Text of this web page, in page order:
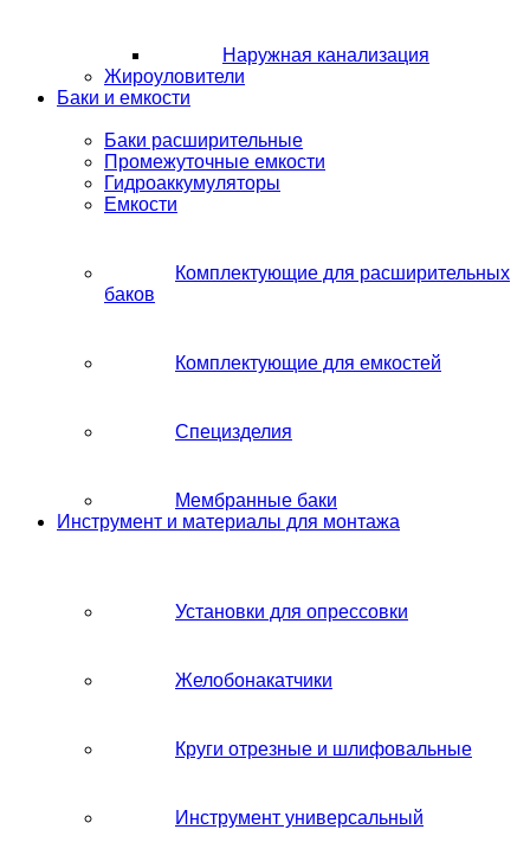
Наружная канализация
Жироуловители
Баки и емкости
Баки расширительные
Промежуточные емкости
Гидроаккумуляторы
Емкости
Комплектующие для расширительных
баков
Комплектующие для емкостей
Специзделия
Мембранные баки
Инструмент и материалы для монтажа
Установки для опрессовки
Желобонакатчики
Круги отрезные и шлифовальные
Инструмент универсальный